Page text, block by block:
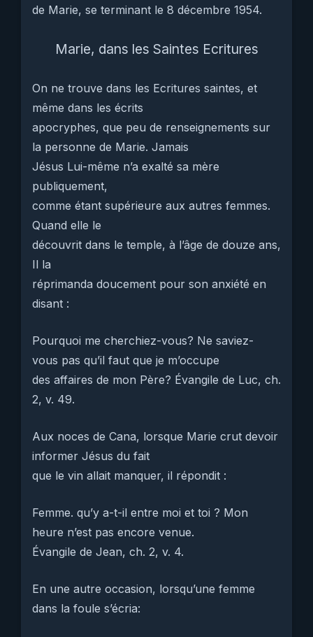
de Marie, se terminant le 8 décembre 1954.
Marie, dans les Saintes Ecritures
On ne trouve dans les Ecritures saintes, et
même dans les écrits
apocryphes, que peu de renseignements sur
la personne de Marie. Jamais
Jésus Lui-même n’a exalté sa mère
publiquement,
comme étant supérieure aux autres femmes.
Quand elle le
découvrit dans le temple, à l’âge de douze ans,
Il la
réprimanda doucement pour son anxiété en
disant :
Pourquoi me cherchiez-vous? Ne saviez-
vous pas qu’il faut que je m’occupe
des affaires de mon Père? Évangile de Luc, ch.
2, v. 49.
Aux noces de Cana, lorsque Marie crut devoir
informer Jésus du fait
que le vin allait manquer, il répondit :
Femme. qu’y a-t-il entre moi et toi ? Mon
heure n’est pas encore venue.
Évangile de Jean, ch. 2, v. 4.
En une autre occasion, lorsqu’une femme
dans la foule s’écria: